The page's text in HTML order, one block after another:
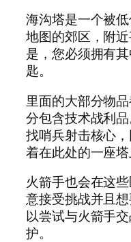
海沟塔是一个被
地图的郊区，附
是，您必须拥有
匙。
里面的大部分物
分包含技术战利
找哨兵射击核心
着在此处的一座塔
火箭手也会在这
意接受挑战并且
以尝试与火箭手
护。